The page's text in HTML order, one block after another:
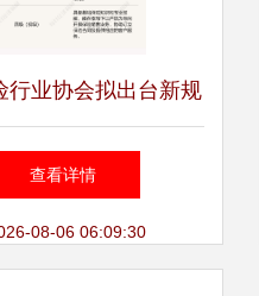
行业协会拟出台新规
代理人销售能力资质
准公开征求意见
查看详情
08-06 06:09:30